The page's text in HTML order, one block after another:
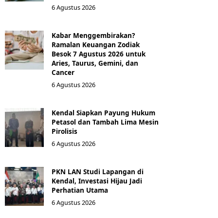
6 Agustus 2026
Kabar Menggembirakan?
Ramalan Keuangan Zodiak
Besok 7 Agustus 2026 untuk
Aries, Taurus, Gemini, dan
Cancer
6 Agustus 2026
Kendal Siapkan Payung Hukum
Petasol dan Tambah Lima Mesin
Pirolisis
6 Agustus 2026
PKN LAN Studi Lapangan di
Kendal, Investasi Hijau Jadi
Perhatian Utama
6 Agustus 2026